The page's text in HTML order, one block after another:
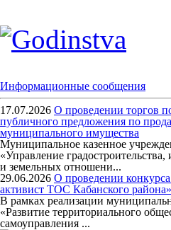
Информационные сообщения
17.07.2026 О проведении торгов
публичного предложения по
муниципального имущества
Муниципальное казенное
«Управление
и земельных отношени...
29.06.2026 О проведении
активист ТОС Кабанского района»
В рамках реализации
«Развитие территориального
самоуправления ...